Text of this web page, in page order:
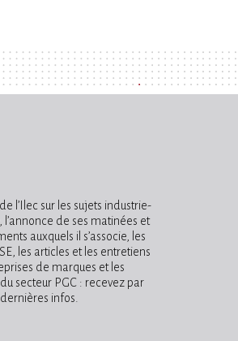
l’Ilec sur les sujets industrie-
de ses matinées et
auxquels il s’associe, les
les articles et les entretiens
de marques et les
secteur PGC : recevez par
infos.